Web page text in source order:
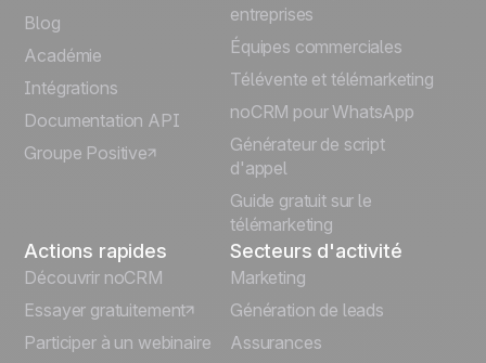
Português
Italiano
Deutsch
Blog
Académie
Intégrations
Documentation API
Groupe Positive
entreprises
Équipes commerciales
Télévente et télémarketing
noCRM pour WhatsApp
Générateur de script
d'appel
Guide gratuit sur le
télémarketing
Actions rapides
Découvrir noCRM
Essayer gratuitement
Participer à un webinaire
Secteurs d'activité
Marketing
Génération de leads
Assurances